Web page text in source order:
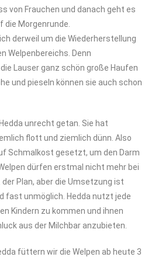
von Frauchen und danach geht es
die Morgenrunde.
derweil um die Wiederherstellung
Welpenbereichs. Denn
Lauser ganz schön große Haufen
und pieseln können sie auch schon
unrecht getan. Sie hat
flott und ziemlich dünn. Also
Schmalkost gesetzt, um den Darm
dürfen erstmal nicht mehr bei
Plan, aber die Umsetzung ist
fast unmöglich. Hedda nutzt jede
Kindern zu kommen und ihnen
aus der Milchbar anzubieten.
füttern wir die Welpen ab heute 3